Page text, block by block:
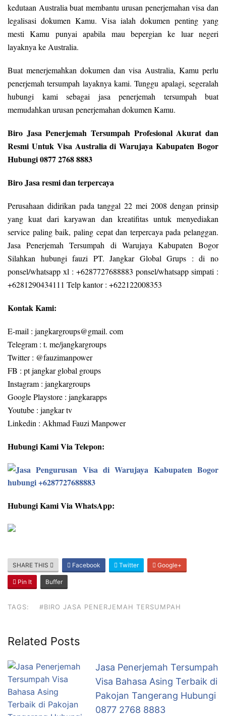
kedutaan Australia buat membantu urusan penerjemahan visa dan
legalisasi dokumen Kamu. Visa ialah dokumen penting yang
mesti Kamu punyai apabila mau bepergian ke luar negeri
layaknya ke Australia.
Buat menerjemahkan dokumen dan visa Australia, Kamu perlu
penerjemah tersumpah layaknya kami. Tunggu apalagi, segeralah
hubungi kami sebagai jasa penerjemah tersumpah buat
memudahkan urusan penerjemahan dokumen Kamu.
Biro Jasa Penerjemah Tersumpah Profesional Akurat dan
Resmi Untuk Visa Australia di Warujaya Kabupaten Bogor
Hubungi 0877 2768 8883
Biro Jasa resmi dan terpercaya
Perusahaan didirikan pada tanggal 22 mei 2008 dengan prinsip
yang kuat dari karyawan dan kreatifitas untuk menyediakan
service paling baik, paling cepat dan terpercaya pada pelanggan.
Jasa Penerjemah Tersumpah di Warujaya Kabupaten Bogor
Silahkan hubungi fauzi PT. Jangkar Global Grups : di no
ponsel/whatsapp xl : +6287727688883 ponsel/whatsapp simpati :
+6281290434111 Telp kantor : +622122008353
Kontak Kami:
E-mail : jangkargroups@gmail. com
Telegram : t. me/jangkargroups
Twitter : @fauzimanpower
FB : pt jangkar global groups
Instagram : jangkargroups
Google Playstore : jangkarapps
Youtube : jangkar tv
Linkedin : Akhmad Fauzi Manpower
Hubungi Kami Via Telepon:
Hubungi Kami Via WhatsApp:
SHARE THIS Facebook Twitter Google+
Pin It Buffer
TAGS: #BIRO JASA PENERJEMAH TERSUMPAH
Related Posts
Jasa Penerjemah Tersumpah
Visa Bahasa Asing Terbaik di
Pakojan Tangerang Hubungi
0877 2768 8883